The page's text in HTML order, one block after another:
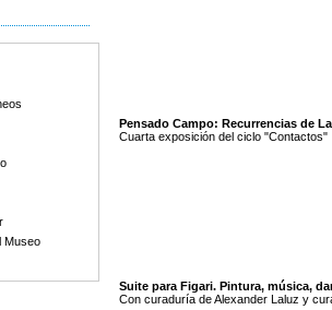
Museo
Pensado Campo: Recurrencias de
Cuarta exposición del ciclo "Contactos"
Suite para Figari. Pintura, música,
Con curaduría de Alexander Laluz y